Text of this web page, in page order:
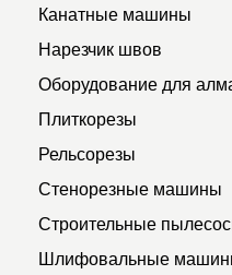
Канатные машины
Нарезчик швов
Оборудование для
Плиткорезы
Рельсорезы
Стенорезные машины
Строительные
Шлифовальные